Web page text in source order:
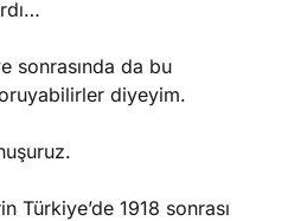
sonrasında da bu
diyeyim.
Türkiye’de 1918 sonrası